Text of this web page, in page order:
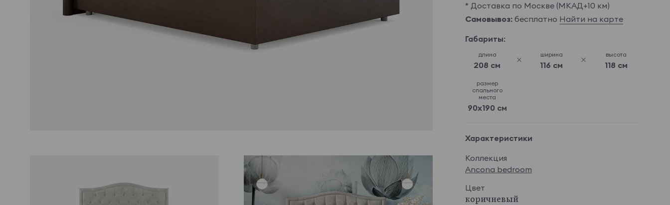
* Доставка по Москве (МКАД+10 км)
Самовывоз:бесплатно Найти на карте
Габариты:
длина
208 см
ширина
116 см
высота
118 см
размер
спального
места
90x190 см
Характеристики
Коллекция
Ancona bedroom
Цвет
коричневый